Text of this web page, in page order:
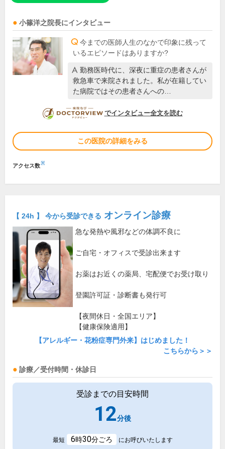
小篠洋之 院長にインタビュー
今までの医師人生のなかで印象に残って
いるエピソードはありますか?
勤務医時代に、深夜に重症の患者さんが
救急車で来院されました。私が在籍してい
た病院ではその患者さんへの…
DOCTORVIEW
でインタビュー全文を読む
この医院の詳細をみる
アクセス数※
【 24h 】 今から受診できる オンライン診療
急な発熱や風邪などの体調不良に
ご自宅・オフィスで受診出来ます
お薬はお近くの薬局、宅配便でお受け取り
登園許可証・診断書も発行可
【夜間休日・全国エリア】
【健康保険適用】
【アレルギー・花粉症専門外来】はじめました！
こちらから＞＞
診療／受付時間・休診日
受診までの目安時間
12分後
最短 6時30分ごろ にお呼びいたします